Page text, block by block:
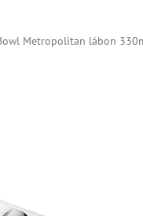
Metropolitan lábon